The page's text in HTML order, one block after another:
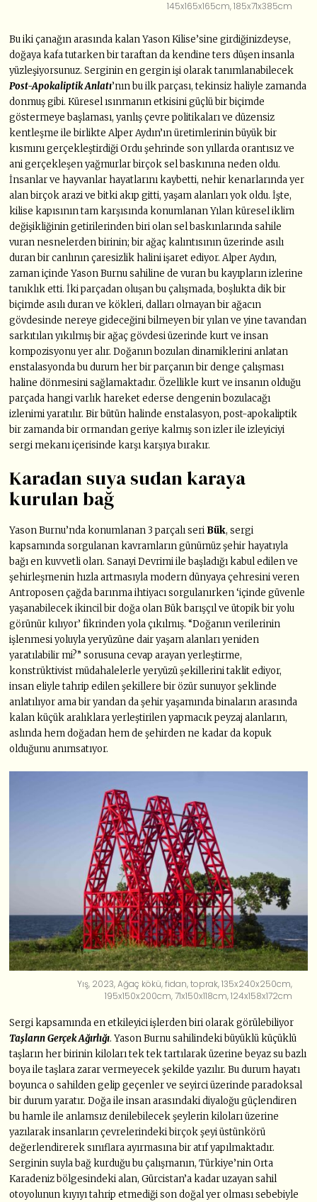
145x165x165cm, 185x71x385cm
Bu iki çanağın arasında kalan Yason Kilise’sine girdiğinizdeyse,
doğaya kafa tutarken bir taraftan da kendine ters düşen insanla
yüzleşiyorsunuz. Serginin en gergin işi olarak tanımlanabilecek
Post-Apokaliptik Anlatı’nın bu ilk parçası, tekinsiz haliyle zamanda
donmuş gibi. Küresel ısınmanın etkisini güçlü bir biçimde
göstermeye başlaması, yanlış çevre politikaları ve düzensiz
kentleşme ile birlikte Alper Aydın’ın üretimlerinin büyük bir
kısmını gerçekleştirdiği Ordu şehrinde son yıllarda orantısız ve
ani gerçekleşen yağmurlar birçok sel baskınına neden oldu.
İnsanlar ve hayvanlar hayatlarını kaybetti, nehir kenarlarında yer
alan birçok arazi ve bitki akıp gitti, yaşam alanları yok oldu. İşte,
kilise kapısının tam karşısında konumlanan Yılan küresel iklim
değişikliğinin getirilerinden biri olan sel baskınlarında sahile
vuran nesnelerden birinin; bir ağaç kalıntısının üzerinde asılı
duran bir canlının çaresizlik halini işaret ediyor. Alper Aydın,
zaman içinde Yason Burnu sahiline de vuran bu kayıpların izlerine
tanıklık etti. İki parçadan oluşan bu çalışmada, boşlukta dik bir
biçimde asılı duran ve kökleri, dalları olmayan bir ağacın
gövdesinde nereye gideceğini bilmeyen bir yılan ve yine tavandan
sarkıtılan yıkılmış bir ağaç gövdesi üzerinde kurt ve insan
kompozisyonu yer alır. Doğanın bozulan dinamiklerini anlatan
enstalasyonda bu durum her bir parçanın bir denge çalışması
haline dönmesini sağlamaktadır. Özellikle kurt ve insanın olduğu
parçada hangi varlık hareket ederse dengenin bozulacağı
izlenimi yaratılır. Bir bütün halinde enstalasyon, post-apokaliptik
bir zamanda bir ormandan geriye kalmış son izler ile izleyiciyi
sergi mekanı içerisinde karşı karşıya bırakır.
Karadan suya sudan karaya
kurulan bağ
Yason Burnu’nda konumlanan 3 parçalı seri Bük, sergi
kapsamında sorgulanan kavramların günümüz şehir hayatıyla
bağı en kuvvetli olan. Sanayi Devrimi ile başladığı kabul edilen ve
şehirleşmenin hızla artmasıyla modern dünyaya çehresini veren
Antroposen çağda barınma ihtiyacı sorgulanırken ‘içinde güvenle
yaşanabilecek ikincil bir doğa olan Bük barışçıl ve ütopik bir yolu
görünür kılıyor’ fikrinden yola çıkılmış. “Doğanın verilerinin
işlenmesi yoluyla yeryüzüne dair yaşam alanları yeniden
yaratılabilir mi?” sorusuna cevap arayan yerleştirme,
konstrüktivist müdahalelerle yeryüzü şekillerini taklit ediyor,
insan eliyle tahrip edilen şekillere bir özür sunuyor şeklinde
anlatılıyor ama bir yandan da şehir yaşamında binaların arasında
kalan küçük aralıklara yerleştirilen yapmacık peyzaj alanların,
aslında hem doğadan hem de şehirden ne kadar da kopuk
olduğunu anımsatıyor.
Yış, 2023, Ağaç kökü, fidan, toprak, 135x240x250cm,
195x150x200cm, 71x150x118cm, 124x158x172cm
Sergi kapsamında en etkileyici işlerden biri olarak görülebiliyor
Taşların Gerçek Ağırlığı. Yason Burnu sahilindeki büyüklü küçüklü
taşların her birinin kiloları tek tek tartılarak üzerine beyaz su bazlı
boya ile taşlara zarar vermeyecek şekilde yazılır. Bu durum hayatı
boyunca o sahilden gelip geçenler ve seyirci üzerinde paradoksal
bir durum yaratır. Doğa ile insan arasındaki diyaloğu güçlendiren
bu hamle ile anlamsız denilebilecek şeylerin kiloları üzerine
yazılarak insanların çevrelerindeki birçok şeyi üstünkörü
değerlendirerek sınıflara ayırmasına bir atıf yapılmaktadır.
Serginin suyla bağ kurduğu bu çalışmanın, Türkiye’nin Orta
Karadeniz bölgesindeki alan, Gürcistan’a kadar uzayan sahil
otoyolunun kıyıyı tahrip etmediği son doğal yer olması sebebiyle